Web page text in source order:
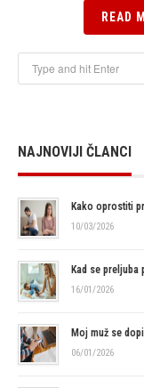
READ
NAJNOVIJI ČLANCI
Kako oprostiti
10/03/2026
Kad se preljuba
16/01/2026
Moj muž se
06/01/2026